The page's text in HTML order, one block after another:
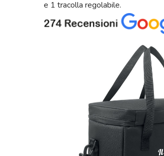
e 1 tracolla regolabile.